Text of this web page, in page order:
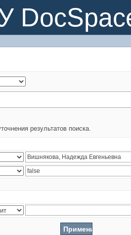
результатов поиска.